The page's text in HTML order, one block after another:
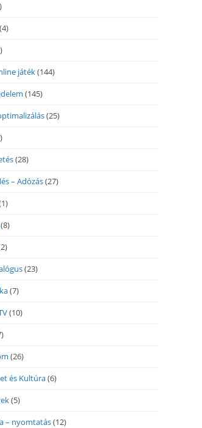
(4)
játék(144)
(145)
(25)
(28)
– Adózás(27)
(8)
(23)
(7)
(10)
(26)
és Kultúra(6)
(5)
– nyomtatás(12)